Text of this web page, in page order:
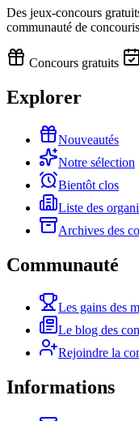
Des jeux-concours
communauté de
Concours gratuits
Explorer
Nouveautés
Notre sélection
Bientôt clos
Liste des
Archives des
Communauté
Les gains des
Le blog des
Rejoindre la
Informations